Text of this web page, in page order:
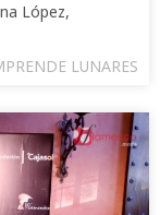
López,
LUNARES